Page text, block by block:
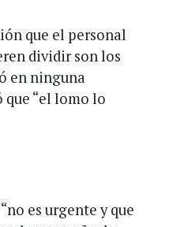
que el personal
dividir son los
en ninguna
“el lomo lo
es urgente y que